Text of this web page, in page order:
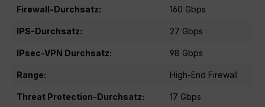
Firewall-Durchsatz: 160 Gbps
IPS-Durchsatz: 27 Gbps
IPsec-VPN Durchsatz: 98 Gbps
Range: High-End Firewall
Threat Protection-Durchsatz: 17 Gbps